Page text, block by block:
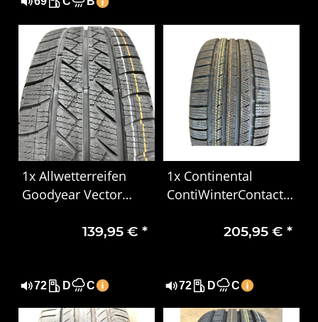
1x Allwetterreifen
Goodyear Vector
215/65R16C 106/104T
139,95 € *
72 D C
1x Continental
ContiWinterContact
245/45 R17 99V XL
205,95 €*
72 D C